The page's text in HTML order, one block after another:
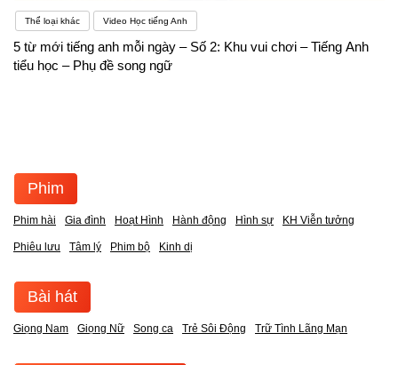
Thể loại khác Video Học tiếng Anh
5 từ mới tiếng anh mỗi ngày – Số 2: Khu vui chơi – Tiếng Anh
tiểu học – Phụ đề song ngữ
Phim
Phim hài Gia đình Hoạt Hình Hành động Hình sự KH Viễn tưởng
Phiêu lưu Tâm lý Phim bộ Kinh dị
Bài hát
Giọng Nam Giọng Nữ Song ca Trẻ Sôi Động Trữ Tình Lãng Mạn